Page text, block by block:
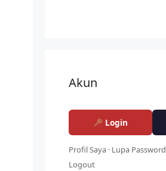
Akun
Login
Profil Saya · Lupa Password
Logout